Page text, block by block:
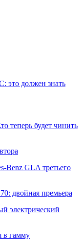
это должен знать
теперь будет чинить
Benz GLA третьего
двойная премьера
электрический
в гамму